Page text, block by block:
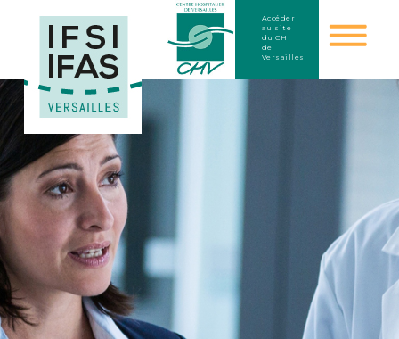
Accéder
au site
du CH
de
Versailles